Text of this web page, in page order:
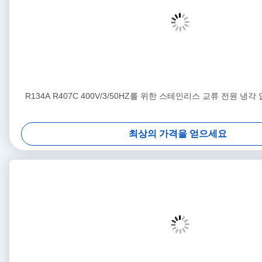
R134A R407C 400V/3/50HZ를 위한 스테인리스 교류 전원 냉각
최상의 가격을 얻으세요